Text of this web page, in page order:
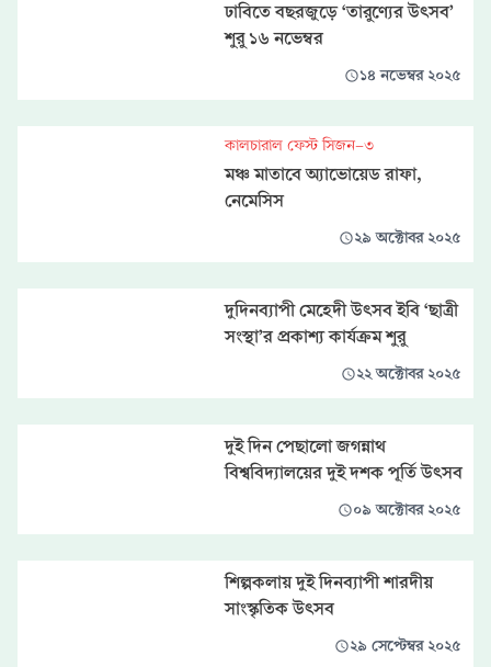
ঢাবিতে বছরজুড়ে ‘তারুণ্যের উৎসব’
শুরু ১৬ নভেম্বর
১৪ নভেম্বর ২০২৫
কালচারাল ফেস্ট সিজন-৩
মঞ্চ মাতাবে অ্যাভোয়েড রাফা,
নেমেসিস
২৯ অক্টোবর ২০২৫
দুদিনব্যাপী মেহেদী উৎসব ইবি ‘ছাত্রী
সংস্থা’র প্রকাশ্য কার্যক্রম শুরু
২২ অক্টোবর ২০২৫
দুই দিন পেছালো জগন্নাথ
বিশ্ববিদ্যালয়ের দুই দশক পূর্তি উৎসব
০৯ অক্টোবর ২০২৫
শিল্পকলায় দুই দিনব্যাপী শারদীয়
সাংস্কৃতিক উৎসব
২৯ সেপ্টেম্বর ২০২৫